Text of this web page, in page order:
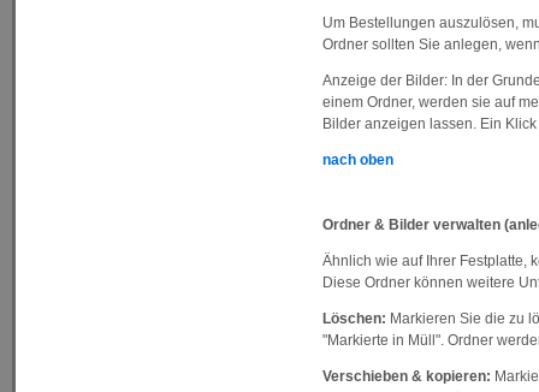
Um Bestellungen auszulösen,
Ordner sollten Sie anlegen,
Anzeige der Bilder: In der
einem Ordner, werden sie auf
Bilder anzeigen lassen. Ein
nach oben
Ordner & Bilder verwalten
Ähnlich wie auf Ihrer Festplatte,
Diese Ordner können weitere
Löschen: Markieren Sie die zu
"Markierte in Müll". Ordner
Verschieben & kopieren: